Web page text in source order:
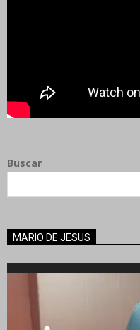
Buscar
MARIO DE JESUS
Reproductor